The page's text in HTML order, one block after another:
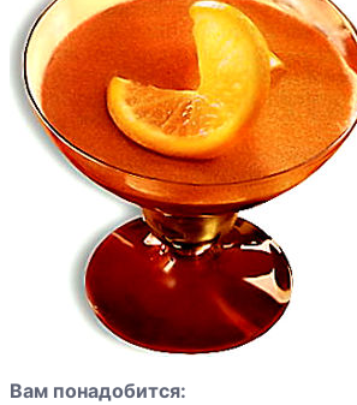
сладкие
Говядина
жареная
Грудка индейки
индонезийски
Индейка с
красным
перцем
Вам понадобится: